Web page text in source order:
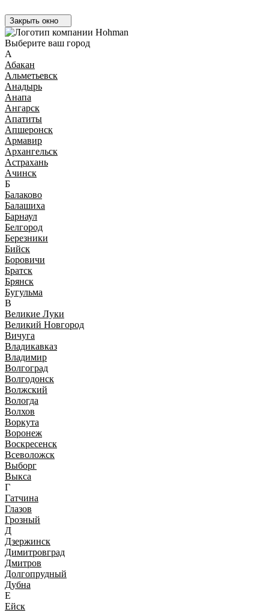
Закрыть окно
Выберите ваш город
А
Абакан
Альметьевск
Анадырь
Анапа
Ангарск
Апатиты
Апшеронск
Армавир
Архангельск
Астрахань
Ачинск
Б
Балаково
Балашиха
Барнаул
Белгород
Березники
Бийск
Боровичи
Братск
Брянск
Бугульма
В
Великие Луки
Великий Новгород
Вичуга
Владикавказ
Владимир
Волгоград
Волгодонск
Волжский
Вологда
Волхов
Воркута
Воронеж
Воскресенск
Всеволожск
Выборг
Выкса
Г
Гатчина
Глазов
Грозный
Д
Дзержинск
Димитровград
Дмитров
Долгопрудный
Дубна
Е
Ейск